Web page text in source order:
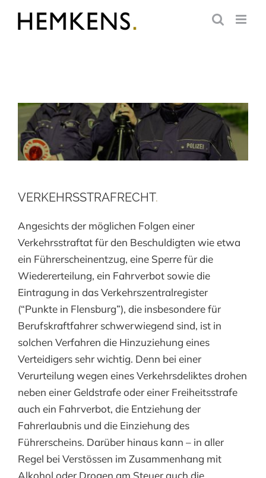
Inhalt
VERKEHRSSTRAFRECHT.
Angesichts der möglichen Folgen einer
Verkehrsstraftat für den Beschuldigten wie etwa
ein Führerscheinentzug, eine Sperre für die
Wiedererteilung, ein Fahrverbot sowie die
Eintragung in das Verkehrszentralregister
(“Punkte in Flensburg”), die insbesondere für
Berufskraftfahrer schwerwiegend sind, ist in
solchen Verfahren die Hinzuziehung eines
Verteidigers sehr wichtig. Denn bei einer
Verurteilung wegen eines Verkehrsdeliktes drohen
neben einer Geldstrafe oder einer Freiheitsstrafe
auch ein Fahrverbot, die Entziehung der
Fahrerlaubnis und die Einziehung des
Führerscheins. Darüber hinaus kann – in aller
Regel bei Verstössen im Zusammenhang mit